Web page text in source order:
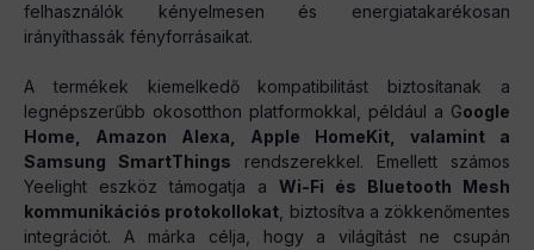
felhasználók kényelmesen és energiatakarékosan
irányíthassák fényforrásaikat.
A termékek kiemelkedő kompatibilitást biztosítanak a
legnépszerűbb okosotthon platformokkal, például a Google
Home, Amazon Alexa, Apple HomeKit, valamint a
Samsung SmartThings rendszerekkel. Emellett számos
Yeelight eszköz támogatja a Wi-Fi és Bluetooth Mesh
kommunikációs protokollokat , biztosítva a zökkenőmentes
integrációt. A márka célja, hogy a világítást ne csupán